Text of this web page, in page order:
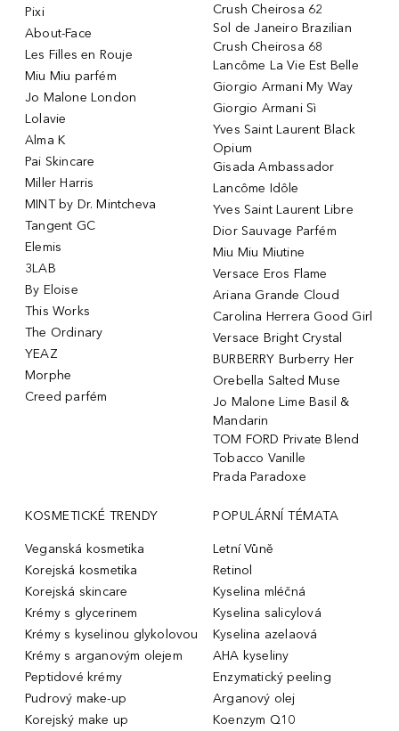
Pixi
About-Face
Les Filles en Rouje
Miu Miu parfém
Jo Malone London
Lolavie
Alma K
Pai Skincare
Miller Harris
MINT by Dr. Mintcheva
Tangent GC
Elemis
3LAB
By Eloise
This Works
The Ordinary
YEAZ
Morphe
Creed parfém
Crush Cheirosa 62
Sol de Janeiro Brazilian
Crush Cheirosa 68
Lancôme La Vie Est Belle
Giorgio Armani My Way
Giorgio Armani Sì
Yves Saint Laurent Black
Opium
Gisada Ambassador
Lancôme Idôle
Yves Saint Laurent Libre
Dior Sauvage Parfém
Miu Miu Miutine
Versace Eros Flame
Ariana Grande Cloud
Carolina Herrera Good Girl
Versace Bright Crystal
BURBERRY Burberry Her
Orebella Salted Muse
Jo Malone Lime Basil &
Mandarin
TOM FORD Private Blend
Tobacco Vanille
Prada Paradoxe
KOSMETICKÉ TRENDY
Veganská kosmetika
Korejská kosmetika
Korejská skincare
Krémy s glycerinem
Krémy s kyselinou glykolovou
Krémy s arganovým olejem
Peptidové krémy
Pudrový make-up
Korejský make up
POPULÁRNÍ TÉMATA
Letní Vůně
Retinol
Kyselina mléčná
Kyselina salicylová
Kyselina azelaová
AHA kyseliny
Enzymatický peeling
Arganový olej
Koenzym Q10